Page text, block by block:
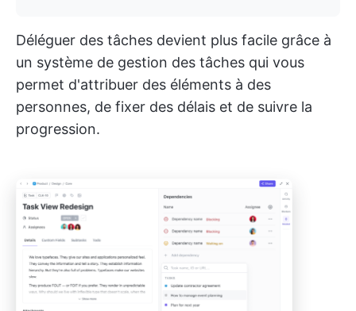
Déléguer des tâches devient plus facile grâce à
un système de gestion des tâches qui vous
permet d'attribuer des éléments à des
personnes, de fixer des délais et de suivre la
progression.